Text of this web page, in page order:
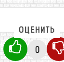
ОЦЕНИТЬ
0